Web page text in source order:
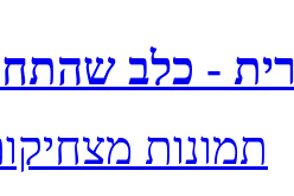
- כלב
תמונות